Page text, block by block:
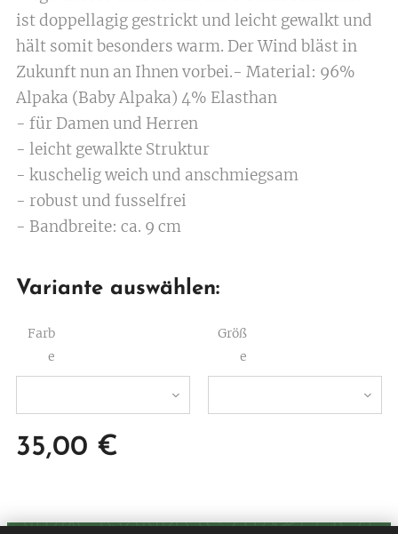
himbeere
ist doppellagig gestrickt und leicht gewalkt und
hält somit besonders warm. Der Wind bläst in
Zukunft nun an Ihnen vorbei.- Material: 96%
Alpaka (Baby Alpaka) 4% Elasthan
- für Damen und Herren
- leicht gewalkte Struktur
- kuschelig weich und anschmiegsam
- robust und fusselfrei
- Bandbreite: ca. 9 cm
Variante auswählen:
Farb
e
Größ
e
35,00 €